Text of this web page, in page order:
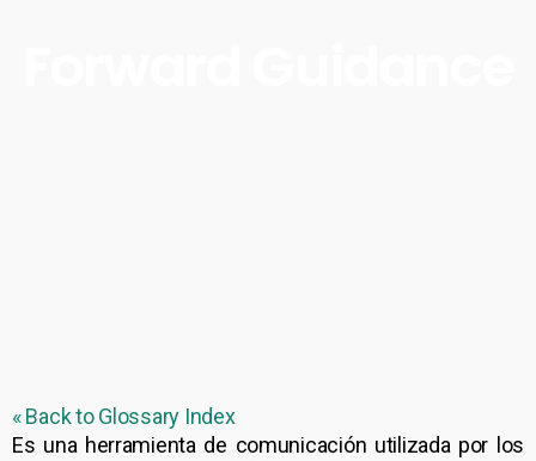
« Back to Glossary Index
Es una herramienta de comunicación utilizada por los